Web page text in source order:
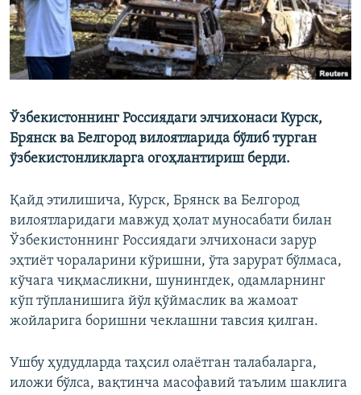
Ўзбекистоннинг Россиядаги элчихонаси Курск,
Брянск ва Белгород вилоятларида бўлиб турган
ўзбекистонликларга огоҳлантириш берди.
Қайд этилишича, Курск, Брянск ва Белгород
вилоятларидаги мавжуд ҳолат муносабати билан
Ўзбекистоннинг Россиядаги элчихонаси зарур
эҳтиёт чораларини кўришни, ўта зарурат бўлмаса,
кўчага чиқмасликни, шунингдек, одамларнинг
кўп тўпланишига йўл қўймаслик ва жамоат
жойларига боришни чеклашни тавсия қилган.
Ушбу ҳудудларда таҳсил олаётган талабаларга,
иложи бўлса, вақтинча масофавий таълим шаклига